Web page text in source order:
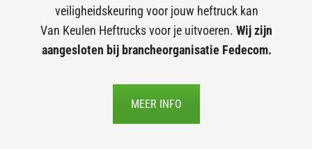
veiligheidskeuring voor jouw heftruck kan
Van Keulen Heftrucks voor je uitvoeren. Wij zijn
aangesloten bij brancheorganisatie Fedecom.
MEER INFO